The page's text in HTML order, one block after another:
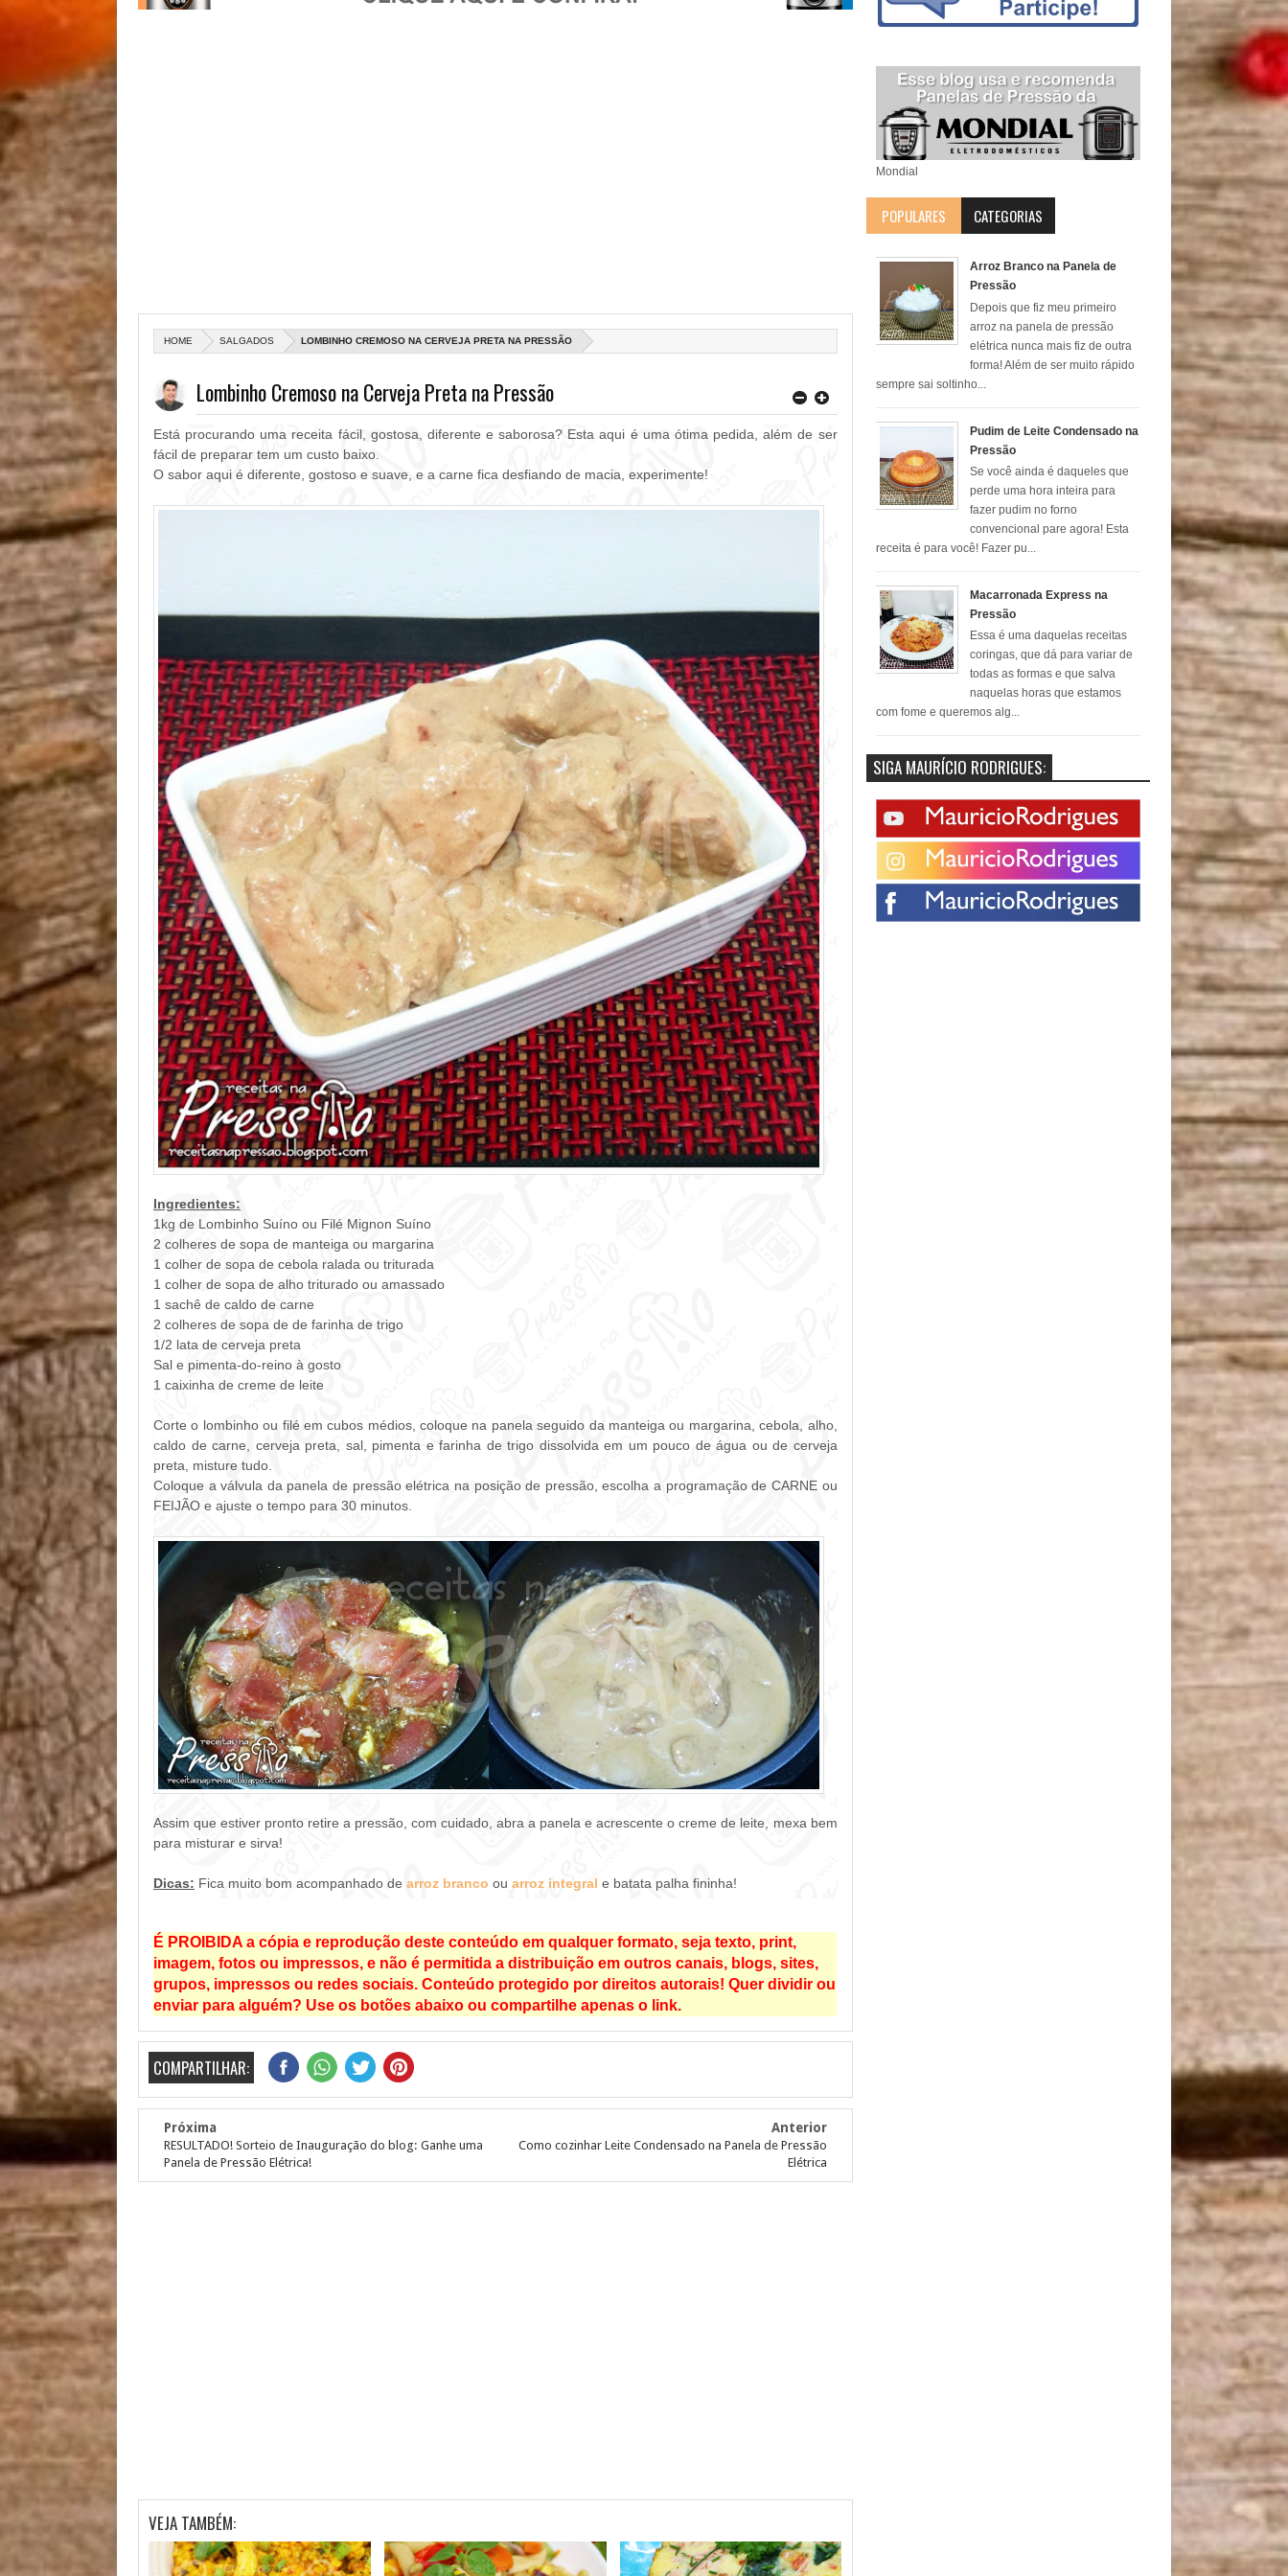
HOME SALGADOS LOMBINHO CREMOSO NA CERVEJA PRETA NA PRESSÃO
Lombinho Cremoso na Cerveja Preta na Pressão
Está procurando uma receita fácil, gostosa, diferente e saborosa? Esta aqui é uma ótima pedida, além de ser
fácil de preparar tem um custo baixo.
O sabor aqui é diferente, gostoso e suave, e a carne fica desfiando de macia, experimente!
Ingredientes:
1kg de Lombinho Suíno ou Filé Mignon Suíno
2 colheres de sopa de manteiga ou margarina
1 colher de sopa de cebola ralada ou triturada
1 colher de sopa de alho triturado ou amassado
1 sachê de caldo de carne
2 colheres de sopa de de farinha de trigo
1/2 lata de cerveja preta
Sal e pimenta-do-reino à gosto
1 caixinha de creme de leite
Corte o lombinho ou filé em cubos médios, coloque na panela seguido da manteiga ou margarina, cebola, alho,
caldo de carne, cerveja preta, sal, pimenta e farinha de trigo dissolvida em um pouco de água ou de cerveja
preta, misture tudo.
Coloque a válvula da panela de pressão elétrica na posição de pressão, escolha a programação de CARNE ou
FEIJÃO e ajuste o tempo para 30 minutos.
Assim que estiver pronto retire a pressão, com cuidado, abra a panela e acrescente o creme de leite, mexa bem
para misturar e sirva!
Dicas: Fica muito bom acompanhado de arroz branco ou arroz integral e batata palha fininha!
É PROIBIDA a cópia e reprodução deste conteúdo em qualquer formato, seja texto, print,
imagem, fotos ou impressos, e não é permitida a distribuição em outros canais, blogs, sites,
grupos, impressos ou redes sociais. Conteúdo protegido por direitos autorais! Quer dividir ou
enviar para alguém? Use os botões abaixo ou compartilhe apenas o link.
COMPARTILHAR:
Próxima
RESULTADO! Sorteio de Inauguração do blog: Ganhe uma
Panela de Pressão Elétrica!
Anterior
Como cozinhar Leite Condensado na Panela de Pressão
Elétrica
VEJA TAMBÉM:
Mondial
POPULARES CATEGORIAS
Arroz Branco na Panela de
Pressão
Depois que fiz meu primeiro
arroz na panela de pressão
elétrica nunca mais fiz de outra
forma! Além de ser muito rápido
sempre sai soltinho...
Pudim de Leite Condensado na
Pressão
Se você ainda é daqueles que
perde uma hora inteira para
fazer pudim no forno
convencional pare agora! Esta
receita é para você! Fazer pu...
Macarronada Express na
Pressão
Essa é uma daquelas receitas
coringas, que dá para variar de
todas as formas e que salva
naquelas horas que estamos
com fome e queremos alg...
SIGA MAURÍCIO RODRIGUES: